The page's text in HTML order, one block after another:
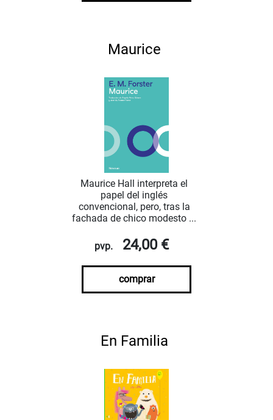
Maurice
Maurice Hall interpreta el
papel del inglés
convencional, pero, tras la
fachada de chico modesto ...
pvp. 24,00 €
comprar
En Familia